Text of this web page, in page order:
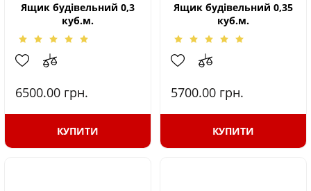
Ящик будівельний 0,3
куб.м.
6500.00 грн.
КУПИТИ
Ящик будівельний 0,35
куб.м.
5700.00 грн.
КУПИТИ